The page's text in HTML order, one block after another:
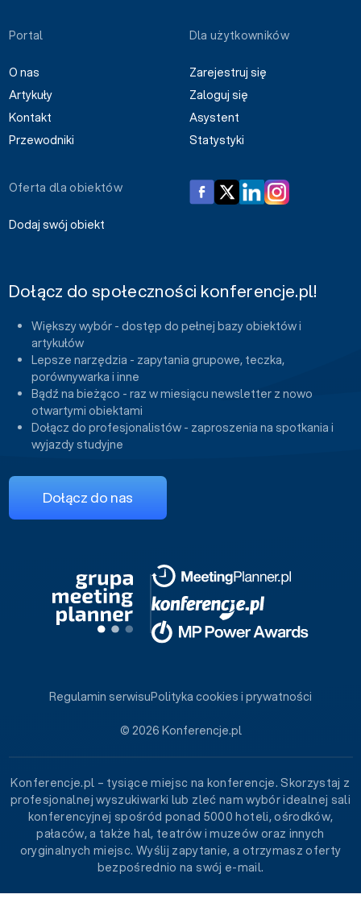
Portal
O nas
Artykuły
Kontakt
Przewodniki
Dla użytkowników
Zarejestruj się
Zaloguj się
Asystent
Statystyki
Oferta dla obiektów
Dodaj swój obiekt
Dołącz do społeczności konferencje.pl!
Większy wybór - dostęp do pełnej bazy obiektów i
artykułów
Lepsze narzędzia - zapytania grupowe, teczka,
porównywarka i inne
Bądź na bieżąco - raz w miesiącu newsletter z nowo
otwartymi obiektami
Dołącz do profesjonalistów - zaproszenia na spotkania i
wyjazdy studyjne
Dołącz do nas
© 2026 Konferencje.pl
Regulamin serwisuPolityka cookies i prywatności
Konferencje.pl – tysiące miejsc na konferencje. Skorzystaj z
profesjonalnej wyszukiwarki lub zleć nam wybór idealnej sali
konferencyjnej spośród ponad 5000 hoteli, ośrodków,
pałaców, a także hal, teatrów i muzeów oraz innych
oryginalnych miejsc. Wyślij zapytanie, a otrzymasz oferty
bezpośrednio na swój e-mail.